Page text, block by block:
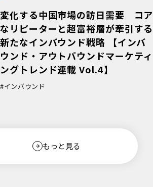
変化する中国市場の訪日需要 コア
なリピーターと超富裕層が牽引する
新たなインバウンド戦略 【インバ
ウンド・アウトバウンドマーケティ
ングトレンド連載 Vol.4】
#インバウンド
もっと見る